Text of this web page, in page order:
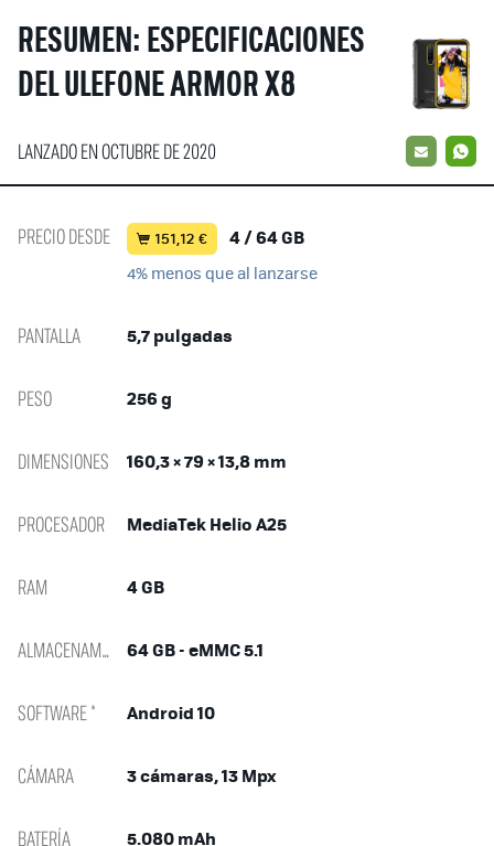
RESUMEN: ESPECIFICACIONES
DEL ULEFONE ARMOR X8
LANZADO EN OCTUBRE DE 2020 EMAIL
PRECIO DESDE 151,12 € 4 / 64 GB
4% menos que al lanzarse
PANTALLA 5,7 pulgadas
PESO 256 g
DIMENSIONES 160,3 × 79 × 13,8 mm
PROCESADOR MediaTek Helio A25
RAM 4 GB
ALMACENAMIENTO 64 GB - eMMC 5.1
SOFTWARE * Android 10
CÁMARA 3 cámaras, 13 Mpx
BATERÍA 5.080 mAh